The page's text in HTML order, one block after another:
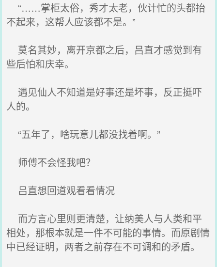
“……掌柜太俗，秀才太老，伙计忙的头都抬
不起来，这帮人应该都不是。”
莫名其妙，离开京都之后，吕直才感觉到有
些后怕和庆幸。
遇见仙人不知道是好事还是坏事，反正挺吓
人的。
“五年了，啥玩意儿都没找着啊。”
师傅不会怪我吧？
吕直想回道观看看情况
而方言心里则更清楚，让纳美人与人类和平
相处，那根本就是一件不可能的事情。而原剧情
中已经证明，两者之前存在不可调和的矛盾。